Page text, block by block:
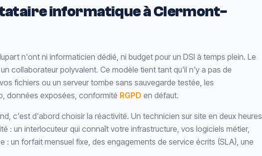
informatique à Clermont-
n'ont ni informaticien dédié, ni budget pour un DSI à temps plein. Le
collaborateur polyvalent. Ce modèle tient tant qu'il n'y a pas de
fichiers ou un serveur tombe sans sauvegarde testée, les
données exposées, conformité RGPD en défaut.
c'est d'abord choisir la réactivité. Un technicien sur site en deux heures
: un interlocuteur qui connaît votre infrastructure, vos logiciels métier,
un forfait mensuel fixe, des engagements de service écrits (SLA), une